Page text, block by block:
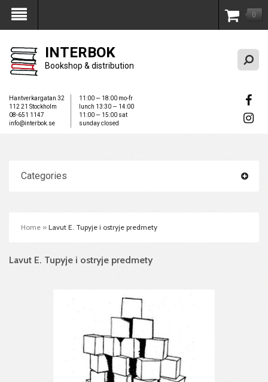
My Account 0
INTERBOK
Bookshop & distribution
Hantverkargatan 32
112 21 Stockholm
08-651 1147
info@interbok.se
11:00 — 18:00 mo-fr
lunch 13:30 — 14:00
11:00 — 15:00 sat
sunday closed
Categories
Home » Lavut E. Tupyje i ostryje predmety
Lavut E. Tupyje i ostryje predmety